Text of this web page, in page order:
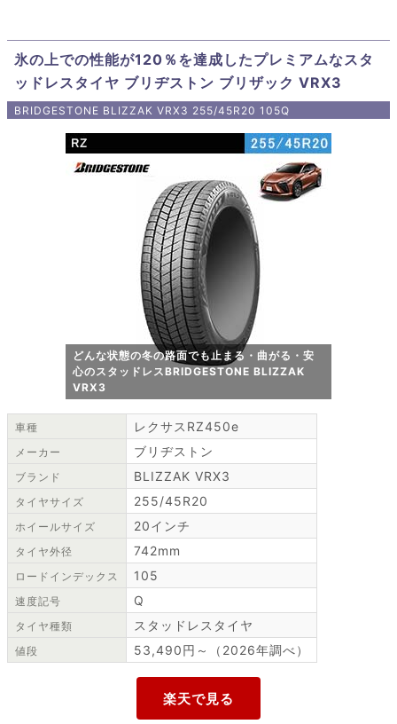
氷の上での性能が120％を達成したプレミアムなスタ
ッドレスタイヤ ブリヂストン ブリザック VRX3
BRIDGESTONE BLIZZAK VRX3 255/45R20 105Q
どんな状態の冬の路面でも止まる・曲がる・安
心のスタッドレスBRIDGESTONE BLIZZAK
VRX3
車種 レクサスRZ450e
メーカー ブリヂストン
ブランド BLIZZAK VRX3
タイヤサイズ 255/45R20
ホイールサイズ 20インチ
タイヤ外径 742mm
ロードインデックス 105
速度記号 Q
タイヤ種類 スタッドレスタイヤ
値段 53,490円～（2026年調べ）